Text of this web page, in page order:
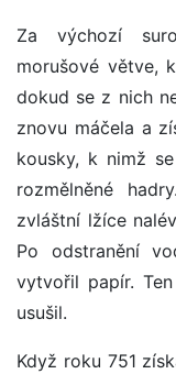
Za výchozí
morušové větve,
dokud se z nich
znovu máčela a
kousky, k nimž
rozmělněné
zvláštní lžíce
Po odstranění
vytvořil papír.
usušil.
Když roku 751